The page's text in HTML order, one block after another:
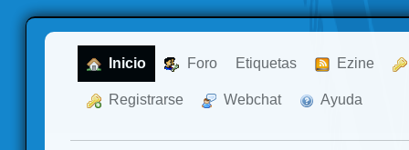
Inicio Foro Etiquetas Ezine
Registrarse Webchat Ayuda